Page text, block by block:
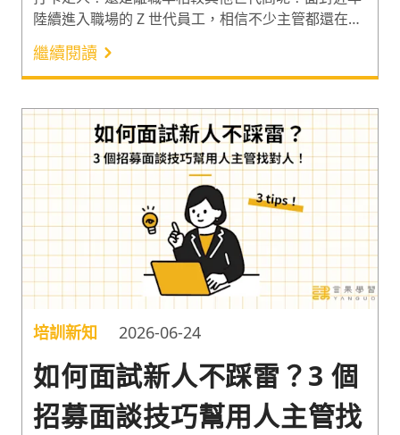
陸續進入職場的 Z 世代員工，相信不少主管都還在摸
索合適的團隊管理策略。因此這次我們從職場上 2 大
常見的 Z 世代特質出發，剖析更能貼近 Z 世代工作價
值觀的管理策略，以及帶人帶心的 3 大領導原則，一
起學習 Z 世代管理哲學，讓新世代人才成為團隊的得
力助手吧！
繼續閱讀
培訓新知 2026-06-24
如何面試新人不踩雷？3 個
招募面談技巧幫用人主管找